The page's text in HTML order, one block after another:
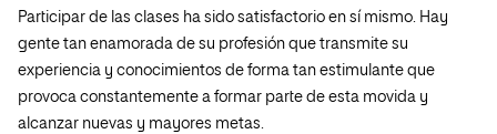
Participar de las clases ha sido satisfactorio en sí mismo. Hay
gente tan enamorada de su profesión que transmite su
experiencia y conocimientos de forma tan estimulante que
provoca constantemente a formar parte de esta movida y
alcanzar nuevas y mayores metas.